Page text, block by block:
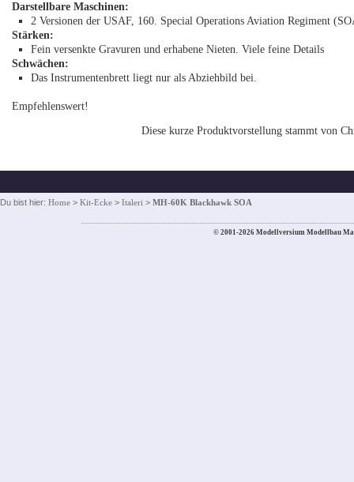
Darstellbare Maschinen:
2 Versionen der USAF, 160. Special Operations Aviation Regiment
Stärken:
Fein versenkte Gravuren und erhabene Nieten. Viele feine Details
Schwächen:
Das Instrumentenbrett liegt nur als Abziehbild bei.
Empfehlenswert!
Diese kurze Produktvorstellung stammt von
Du bist hier: Home > Kit-Ecke > Italeri > MH-60K Blackhawk SOA
© 2001-2026 Modellversium Modellbau